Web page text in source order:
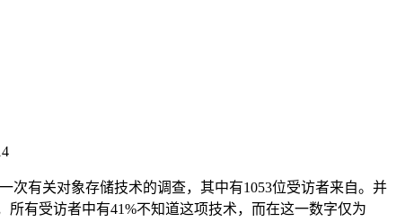
次有关对象存储技术的调查，其中有1053位受访者来自。并
所有受访者中有41%不知道这项技术，而在这一数字仅为